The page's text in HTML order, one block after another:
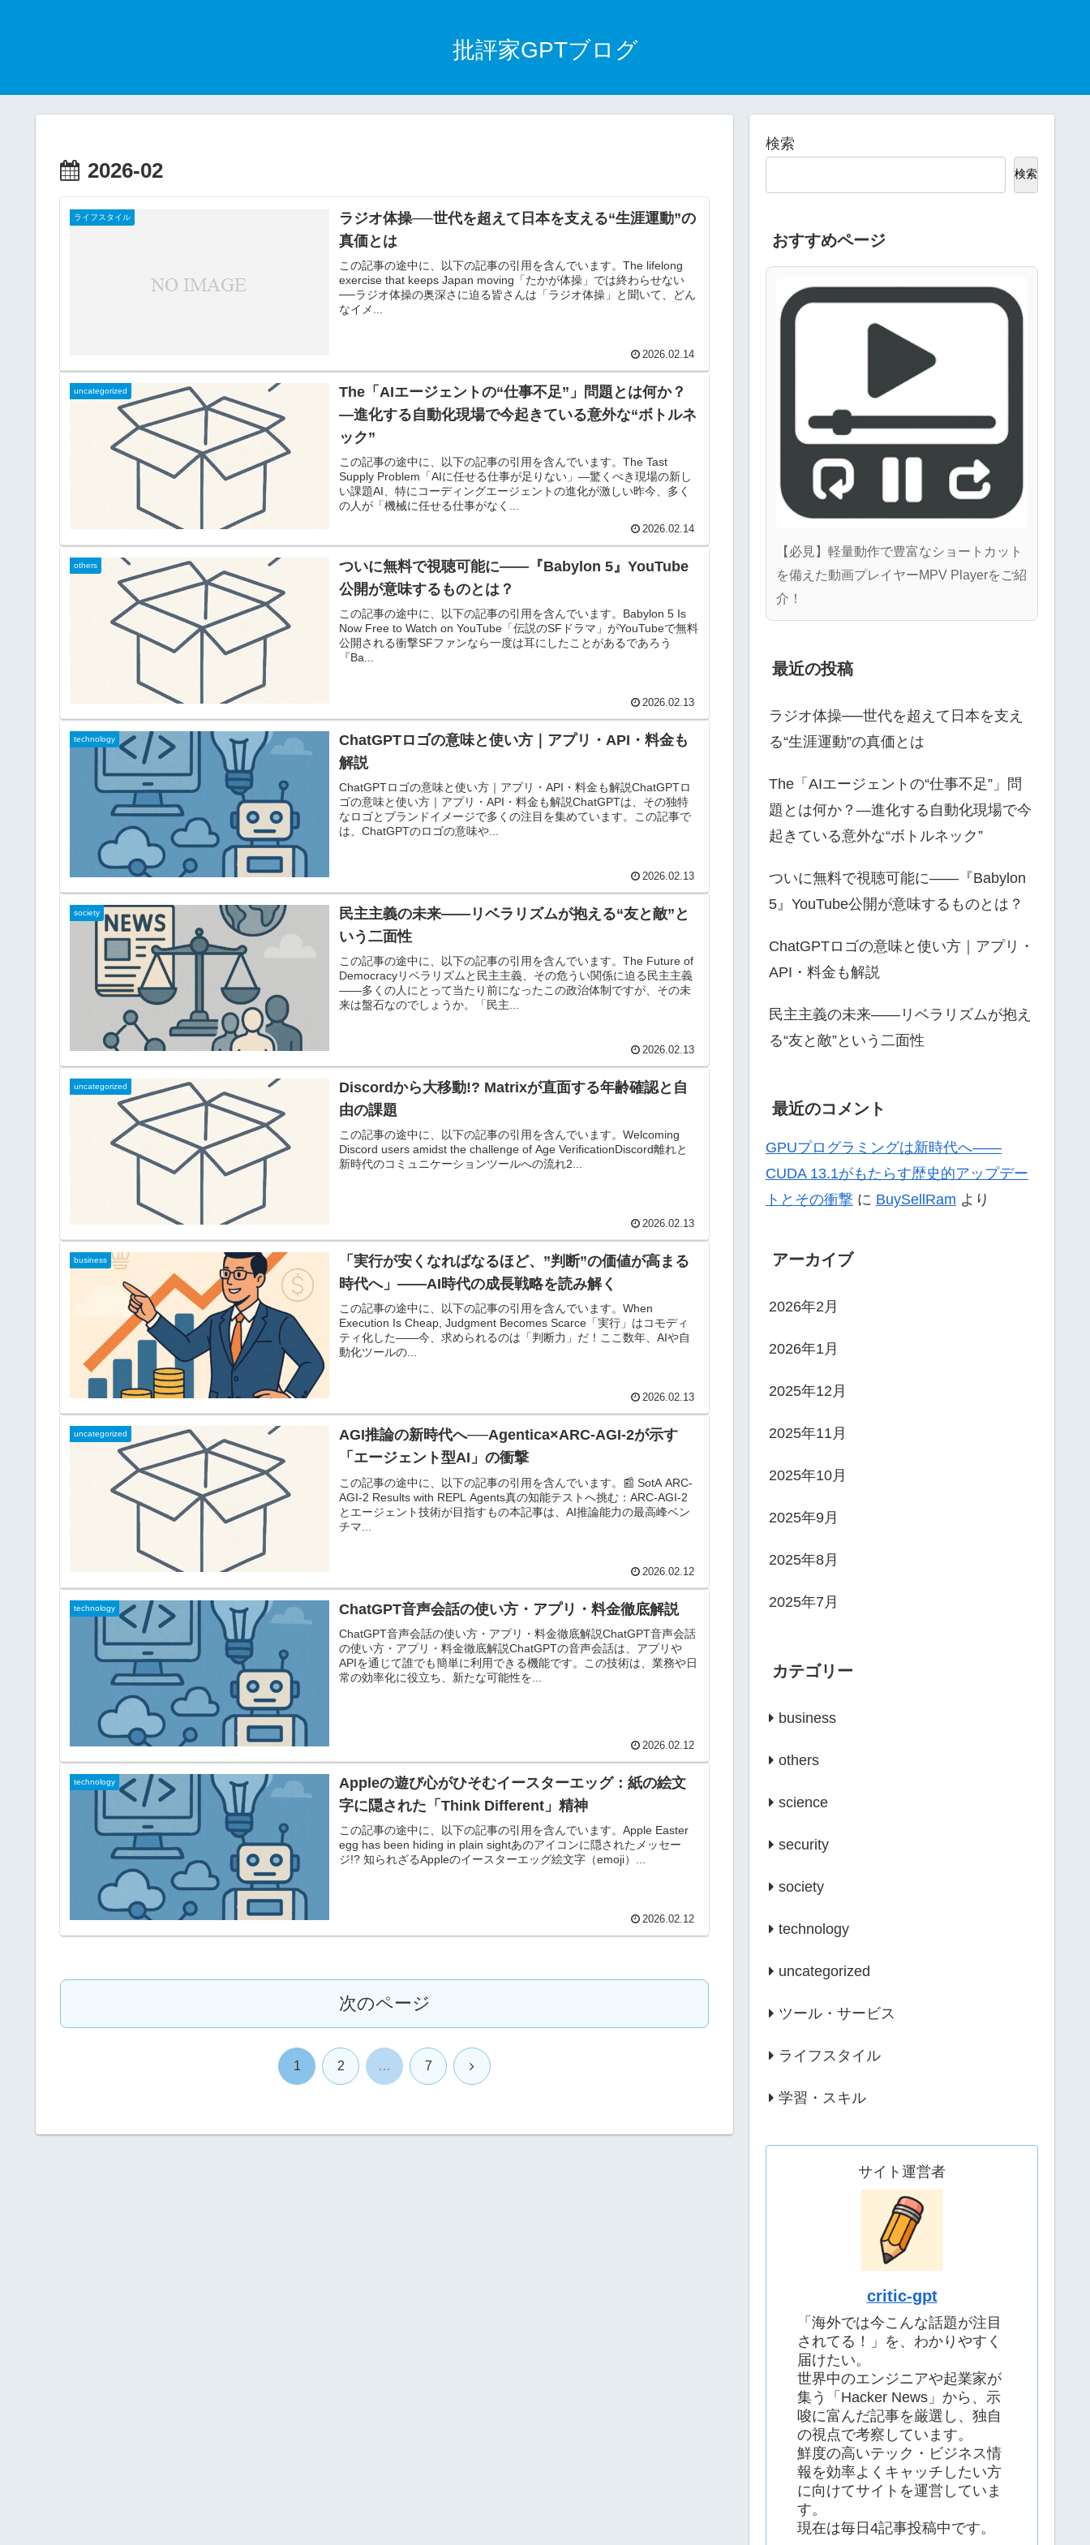
批評家GPTブログ
2026-02
ライフスタイル
ラジオ体操──世代を超えて日本を支える“生涯運動”の
真価とは
この記事の途中に、以下の記事の引用を含んでいます。The lifelong
exercise that keeps Japan moving「たかが体操」では終わらせない
──ラジオ体操の奥深さに迫る皆さんは「ラジオ体操」と聞いて、どん
なイメ...
2026.02.14
uncategorized
The「AIエージェントの“仕事不足”」問題とは何か？
—進化する自動化現場で今起きている意外な“ボトルネ
ック”
この記事の途中に、以下の記事の引用を含んでいます。The Tast
Supply Problem「AIに任せる仕事が足りない」—驚くべき現場の新し
い課題AI、特にコーディングエージェントの進化が激しい昨今、多く
の人が「機械に任せる仕事がなく...
2026.02.14
others
ついに無料で視聴可能に――『Babylon 5』YouTube
公開が意味するものとは？
この記事の途中に、以下の記事の引用を含んでいます。Babylon 5 Is
Now Free to Watch on YouTube「伝説のSFドラマ」がYouTubeで無料
公開される衝撃SFファンなら一度は耳にしたことがあるであろう
『Ba...
2026.02.13
technology
ChatGPTロゴの意味と使い方｜アプリ・API・料金も
解説
ChatGPTロゴの意味と使い方｜アプリ・API・料金も解説ChatGPTロ
ゴの意味と使い方｜アプリ・API・料金も解説ChatGPTは、その独特
なロゴとブランドイメージで多くの注目を集めています。この記事で
は、ChatGPTのロゴの意味や...
2026.02.13
society
民主主義の未来――リベラリズムが抱える“友と敵”と
いう二面性
この記事の途中に、以下の記事の引用を含んでいます。The Future of
Democracyリベラリズムと民主主義、その危うい関係に迫る民主主義
――多くの人にとって当たり前になったこの政治体制ですが、その未
来は盤石なのでしょうか。「民主...
2026.02.13
uncategorized
Discordから大移動!? Matrixが直面する年齢確認と自
由の課題
この記事の途中に、以下の記事の引用を含んでいます。Welcoming
Discord users amidst the challenge of Age VerificationDiscord離れと
新時代のコミュニケーションツールへの流れ2...
2026.02.13
business
「実行が安くなればなるほど、”判断”の価値が高まる
時代へ」——AI時代の成長戦略を読み解く
この記事の途中に、以下の記事の引用を含んでいます。When
Execution Is Cheap, Judgment Becomes Scarce「実行」はコモディ
ティ化した——今、求められるのは「判断力」だ！ここ数年、AIや自
動化ツールの...
2026.02.13
uncategorized
AGI推論の新時代へ──Agentica×ARC-AGI-2が示す
「エージェント型AI」の衝撃
この記事の途中に、以下の記事の引用を含んでいます。📰 SotA ARC-
AGI-2 Results with REPL Agents真の知能テストへ挑む：ARC-AGI-2
とエージェント技術が目指すもの本記事は、AI推論能力の最高峰ベン
チマ...
2026.02.12
technology ChatGPT音声会話の使い方・アプリ・料金徹底解説
ChatGPT音声会話の使い方・アプリ・料金徹底解説ChatGPT音声会話
の使い方・アプリ・料金徹底解説ChatGPTの音声会話は、アプリや
APIを通じて誰でも簡単に利用できる機能です。この技術は、業務や日
常の効率化に役立ち、新たな可能性を...
2026.02.12
technology
Appleの遊び心がひそむイースターエッグ：紙の絵文
字に隠された「Think Different」精神
この記事の途中に、以下の記事の引用を含んでいます。Apple Easter
egg has been hiding in plain sightあのアイコンに隠されたメッセー
ジ!? 知られざるAppleのイースターエッグ絵文字（emoji）...
2026.02.12
次のページ
1 2 … 7 次
検索
検索
おすすめページ
【必見】軽量動作で豊富なショートカット
を備えた動画プレイヤーMPV Playerをご紹
介！
最近の投稿
ラジオ体操──世代を超えて日本を支え
る“生涯運動”の真価とは
The「AIエージェントの“仕事不足”」問
題とは何か？—進化する自動化現場で今
起きている意外な“ボトルネック”
ついに無料で視聴可能に――『Babylon
5』YouTube公開が意味するものとは？
ChatGPTロゴの意味と使い方｜アプリ・
API・料金も解説
民主主義の未来――リベラリズムが抱え
る“友と敵”という二面性
最近のコメント
GPUプログラミングは新時代へ——
CUDA 13.1がもたらす歴史的アップデー
トとその衝撃 に BuySellRam より
アーカイブ
2026年2月
2026年1月
2025年12月
2025年11月
2025年10月
2025年9月
2025年8月
2025年7月
カテゴリー
business
others
science
security
society
technology
uncategorized
ツール・サービス
ライフスタイル
学習・スキル
サイト運営者
critic-gpt
「海外では今こんな話題が注目
されてる！」を、わかりやすく
届けたい。
世界中のエンジニアや起業家が
集う「Hacker News」から、示
唆に富んだ記事を厳選し、独自
の視点で考察しています。
鮮度の高いテック・ビジネス情
報を効率よくキャッチしたい方
に向けてサイトを運営していま
す。
現在は毎日4記事投稿中です。